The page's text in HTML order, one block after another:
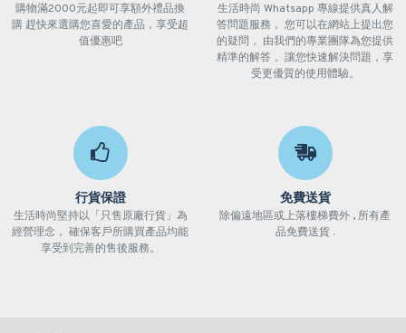
購物滿2000元起即可享額外禮品換
購 趕快來選購您喜愛的產品，享受超
值優惠吧
生活時尚 Whatsapp 專線提供真人解
答問題服務， 您可以在網站上提出您
的疑問， 由我們的專業團隊為您提供
精準的解答， 讓您快速解決問題，享
受更優質的使用體驗。
行貨保證
生活時尚堅持以「只售原廠行貨」為
經營理念， 確保客戶所購買產品均能
享受到完善的售後服務。
免費送貨
除偏遠地區或上落樓梯費外 , 所有產
品免費送貨 .